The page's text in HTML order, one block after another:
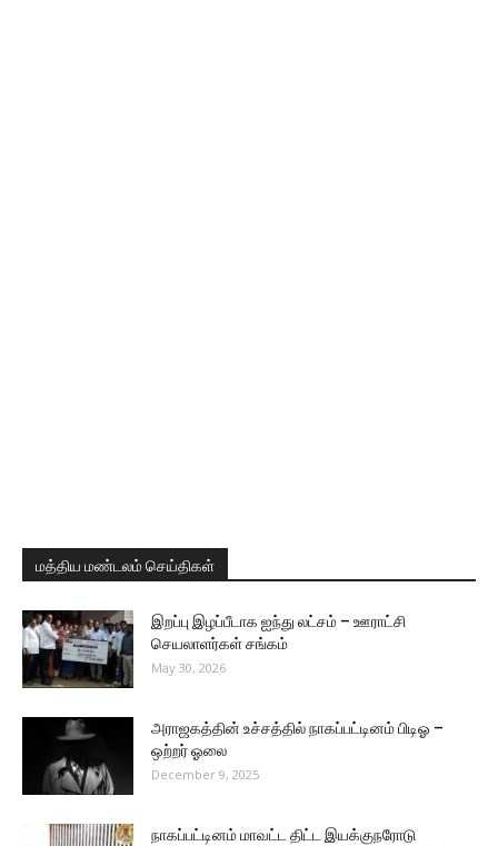
மத்திய மண்டலம் செய்திகள்
இறப்பு இழப்பீடாக ஐந்து லட்சம் – ஊராட்சி
செயலாளர்கள் சங்கம்
May 30, 2026
அராஜகத்தின் உச்சத்தில் நாகப்பட்டினம் பிடிஓ –
ஒற்றர் ஓலை
December 9, 2025
நாகப்பட்டினம் மாவட்ட திட்ட இயக்குநரோடு